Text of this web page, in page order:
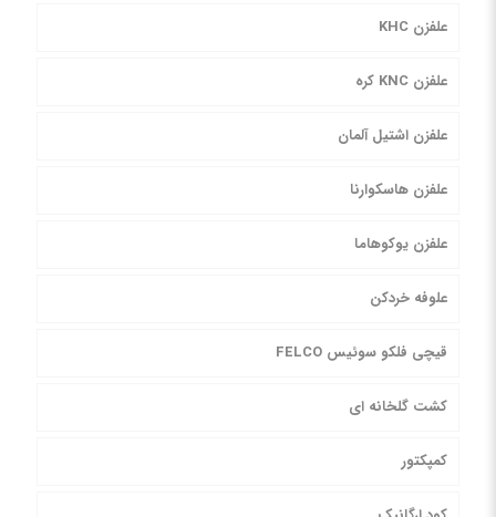
علفزن KHC
علفزن KNC کره
علفزن اشتیل آلمان
علفزن هاسکوارنا
علفزن یوکوهاما
علوفه خردکن
قیچی فلکو سوئیس FELCO
کشت گلخانه ای
کمپکتور